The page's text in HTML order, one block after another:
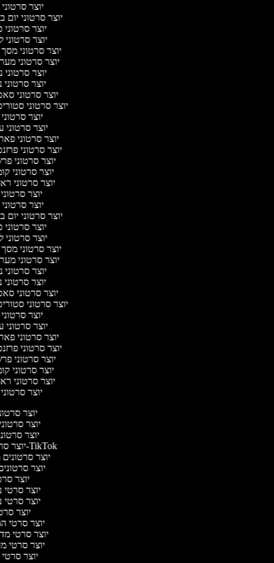
יוצר
יוצר סרטוני יום
יוצר
יוצר סרטוני
יוצר סרטוני
יוצר סרטוני
יוצר
יוצר סרטוני
יוצר סרטוני
יוצר סרטוני
יוצר
יוצר סרטוני
יוצר סרטוני
יוצר סרטוני
יוצר סרטוני
יוצר סרטוני
יוצר סרטוני
יוצר
יוצר
יוצר סרטוני יום
יוצר
יוצר סרטוני
יוצר סרטוני
יוצר סרטוני
יוצר
יוצר סרטוני
יוצר סרטוני
יוצר סרטוני
יוצר
יוצר סרטוני
יוצר סרטוני
יוצר סרטוני
יוצר סרטוני
יוצר סרטוני
יוצר סרטוני
יוצר
יוצר
יוצר
יוצר
יוצר סרטונים ל-TikTok
יוצר סרטונים
יוצר
יוצר
יוצר סרטי
יוצר סרטי
יוצר
יוצר סרטי
יוצר סרטי
יוצר סרטי
יוצר